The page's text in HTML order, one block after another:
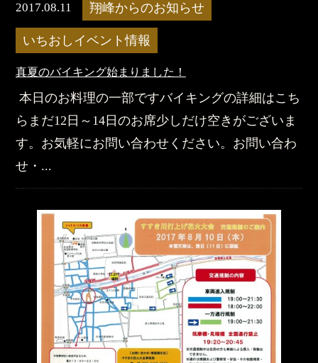
2017.08.11 翔峰からのお知らせ
いちおしイベント情報
真夏のバイキング始まりました！
本日のお料理の一部ですバイキングの詳細はこち
らまだ12日～14日のお席少しだけ空きがございま
す。お気軽にお問い合わせください。お問い合わ
せ・...